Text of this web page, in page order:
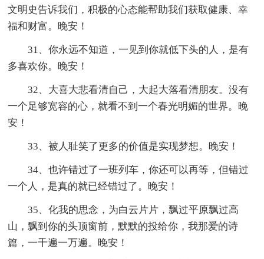
文明史告诉我们，积极的心态能帮助我们获取健康、幸
福和财富。晚安！
31、你永远不知道，一见到你就低下头的人，是有
多喜欢你。晚安！
32、大喜大悲看清自己，大起大落看清朋友。没有
一个足够宽容的心，就看不到一个春光明媚的世界。晚
安！
33、被人耻笑了更多的价值是实现梦想。晚安！
34、也许错过了一班列车，你还可以再等，但错过
一个人，是真的就已经错过了。晚安！
35、化我的思念，为白云片片，飘过平原飘过高
山，飘到你的头顶窗前，默默的投给你，我那爱的诗
篇，一千遍一万遍。晚安！